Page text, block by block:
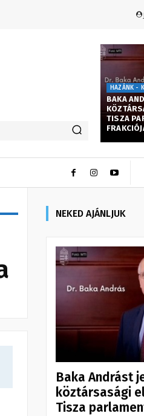
HAZÁNK -
BAKA
TISZA
NEKED AJÁNLJUK
Baka Andrást
köztársasági
Tisza